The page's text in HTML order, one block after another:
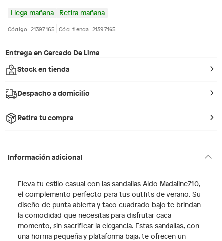
Llega mañana Retira mañana
Código: 21397165 Cód. tienda: 21397165
Entrega en Cercado De Lima
Stock en tienda
Despacho a domicilio
Retira tu compra
Información adicional
Eleva tu estilo casual con las sandalias Aldo Madaline710,
el complemento perfecto para tus outfits de verano. Su
diseño de punta abierta y taco cuadrado bajo te brindan
la comodidad que necesitas para disfrutar cada
momento, sin sacrificar la elegancia. Estas sandalias, con
una horma pequeña y plataforma baja, te ofrecen un